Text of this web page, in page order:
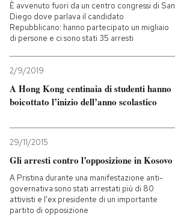
È avvenuto fuori da un centro congressi di San
Diego dove parlava il candidato
Repubblicano: hanno partecipato un migliaio
di persone e ci sono stati 35 arresti
2/9/2019
A Hong Kong centinaia di studenti hanno
boicottato l’inizio dell’anno scolastico
29/11/2015
Gli arresti contro l’opposizione in Kosovo
A Pristina durante una manifestazione anti-
governativa sono stati arrestati più di 80
attivisti e l'ex presidente di un importante
partito di opposizione